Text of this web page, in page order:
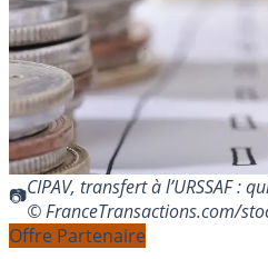
CIPAV, transfert à l’URSSAF :
© FranceTransactions.com/
Offre Partenaire